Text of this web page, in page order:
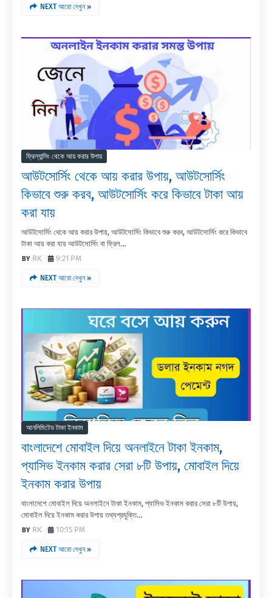
NEXT আরো দেখুন »
ফ্রিল্যান্সিং থেকে আয় করার উপায়
আউটসোর্সিং থেকে আয় করার উপায়, আউটসোর্সিং
কিভাবে শুরু করব, আউটসোর্সিং করে কিভাবে টাকা আয়
করা যায়
আউটসোর্সিং থেকে আয় করার উপায়, আউটসোর্সিং কিভাবে শুরু করব, আউটসোর্সিং করে কিভাবে
টাকা আয় করা যায় আউটসোর্সিং বা ফ্রিল…
RK
9:21 PM
NEXT আরো দেখুন »
আনলিমিটেড টাকা ইনকাম
বাংলাদেশে মোবাইল দিয়ে অনলাইনে টাকা ইনকাম,
প্যাসিভ ইনকাম করার সেরা ৮টি উপায়, মোবাইল দিয়ে
ইনকাম করার উপায়
বাংলাদেশে মোবাইল দিয়ে অনলাইনে টাকা ইনকাম, প্যাসিভ ইনকাম করার সেরা ৮টি উপায়,
মোবাইল দিয়ে ইনকাম করার উপায় তথ্যপ্রযুক্তি…
RK
10:15 PM
NEXT আরো দেখুন »